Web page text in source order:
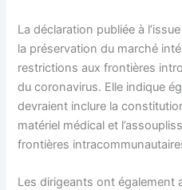
La déclaration publiée à
la préservation du marché
restrictions aux frontières
du coronavirus. Elle indique
devraient inclure la
matériel médical et
frontières
Les dirigeants ont également